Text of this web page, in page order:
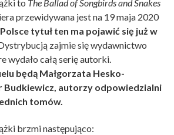
to The Ballad of Songbirds and Snakes
przewidywana jest na 19 maja 2020
tytuł ten ma pojawić się już w
zajmie się wydawnictwo
wydało całą serię autorki.
będą Małgorzata Hesko-
Budkiewicz, autorzy odpowiedzialni
tomów.
brzmi następująco: